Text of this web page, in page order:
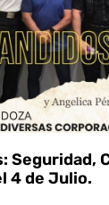
Seguridad,
4 de Julio.